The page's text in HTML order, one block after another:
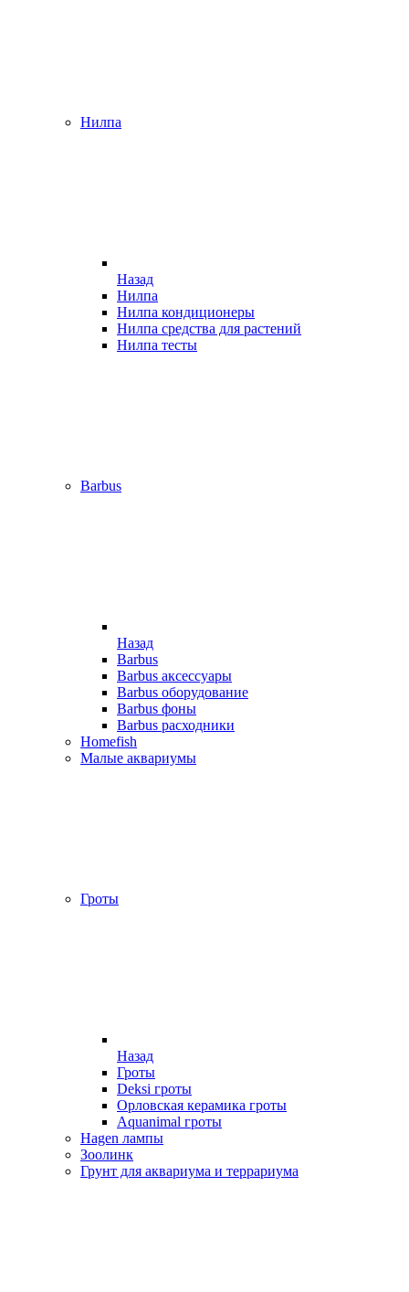
Нилпа
Назад
Нилпа
Нилпа кондиционеры
Нилпа средства для растений
Нилпа тесты
Barbus
Назад
Barbus
Barbus аксессуары
Barbus оборудование
Barbus фоны
Barbus расходники
Homefish
Малые аквариумы
Гроты
Назад
Гроты
Deksi гроты
Орловская керамика гроты
Aquanimal гроты
Hagen лампы
Зоолинк
Грунт для аквариума и террариума